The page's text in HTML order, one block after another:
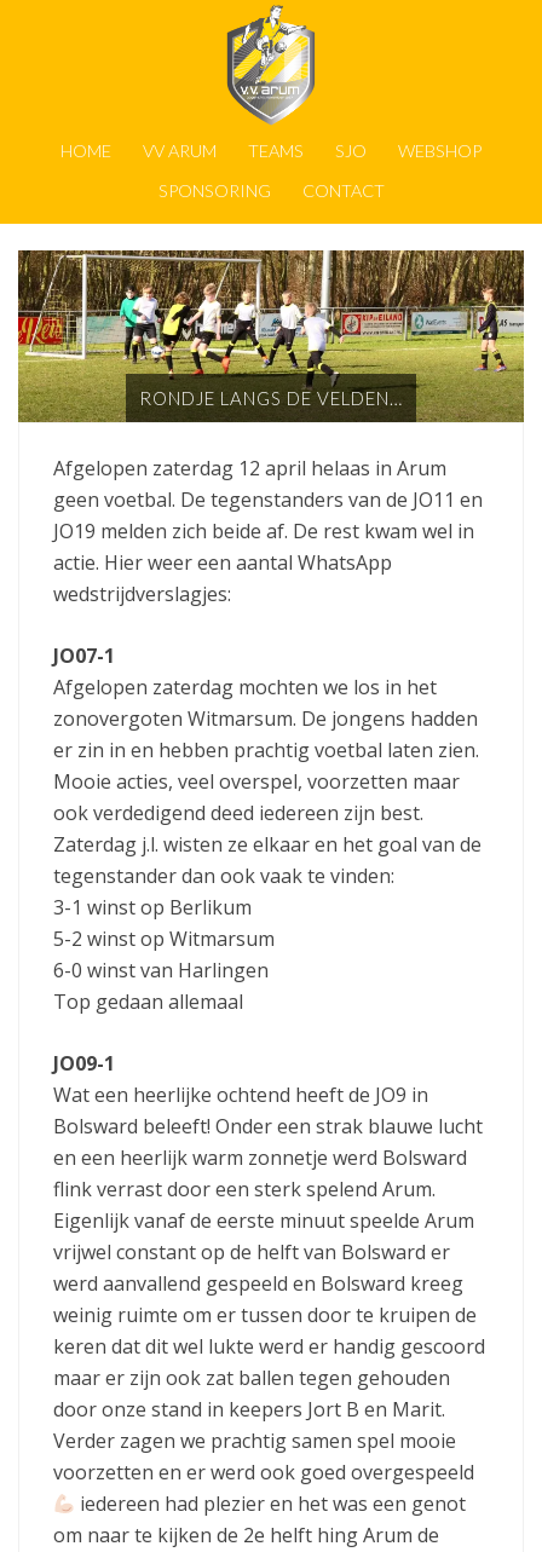
HOME VV ARUM TEAMS SJO
WEBSHOP
SPONSORING
CONTACT
RONDJE LANGS DE VELDEN…
Afgelopen zaterdag 12 april helaas in Arum
geen voetbal. De tegenstanders van de JO11 en
JO19 melden zich beide af. De rest kwam wel in
actie. Hier weer een aantal WhatsApp
wedstrijdverslagjes:
JO07-1
Afgelopen zaterdag mochten we los in het
zonovergoten Witmarsum. De jongens hadden
er zin in en hebben prachtig voetbal laten zien.
Mooie acties, veel overspel, voorzetten maar
ook verdedigend deed iedereen zijn best.
Zaterdag j.l. wisten ze elkaar en het goal van de
tegenstander dan ook vaak te vinden:
3-1 winst op Berlikum
5-2 winst op Witmarsum
6-0 winst van Harlingen
Top gedaan allemaal
JO09-1
Wat een heerlijke ochtend heeft de JO9 in
Bolsward beleeft! Onder een strak blauwe lucht
en een heerlijk warm zonnetje werd Bolsward
flink verrast door een sterk spelend Arum.
Eigenlijk vanaf de eerste minuut speelde Arum
vrijwel constant op de helft van Bolsward er
werd aanvallend gespeeld en Bolsward kreeg
weinig ruimte om er tussen door te kruipen de
keren dat dit wel lukte werd er handig gescoord
maar er zijn ook zat ballen tegen gehouden
door onze stand in keepers Jort B en Marit.
Verder zagen we prachtig samen spel mooie
voorzetten en er werd ook goed overgespeeld
iedereen had plezier en het was een genot
om naar te kijken de 2e helft hing Arum de